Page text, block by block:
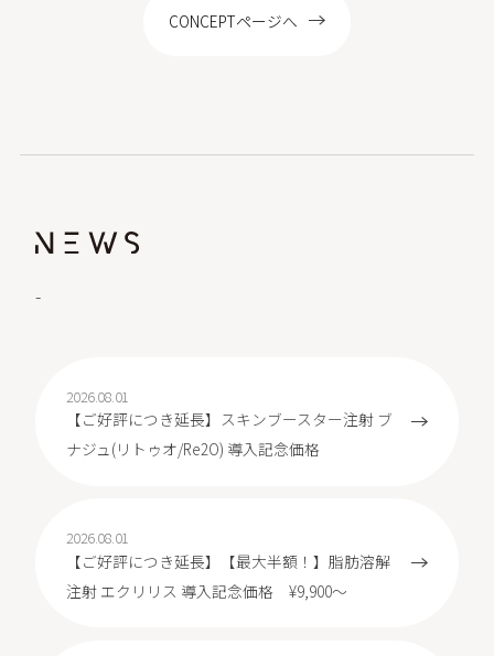
CONCEPTページへ
-
2026.08.01
【ご好評につき延長】スキンブースター注射 ブ
ナジュ(リトゥオ/Re2O) 導入記念価格
2026.08.01
【ご好評につき延長】【最大半額！】脂肪溶解
注射 エクリリス 導入記念価格 ¥9,900～